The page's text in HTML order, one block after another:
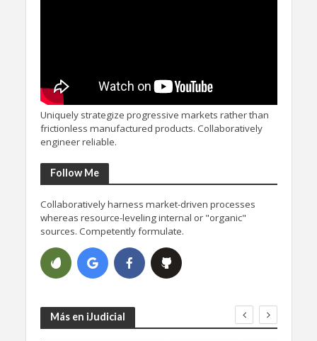
Uniquely strategize progressive markets rather than
frictionless manufactured products. Collaboratively
engineer reliable.
Follow Me
Collaboratively harness market-driven processes
whereas resource-leveling internal or "organic"
sources. Competently formulate.
Más en iJudicial